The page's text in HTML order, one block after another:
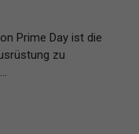
Prime Day ist die
zu